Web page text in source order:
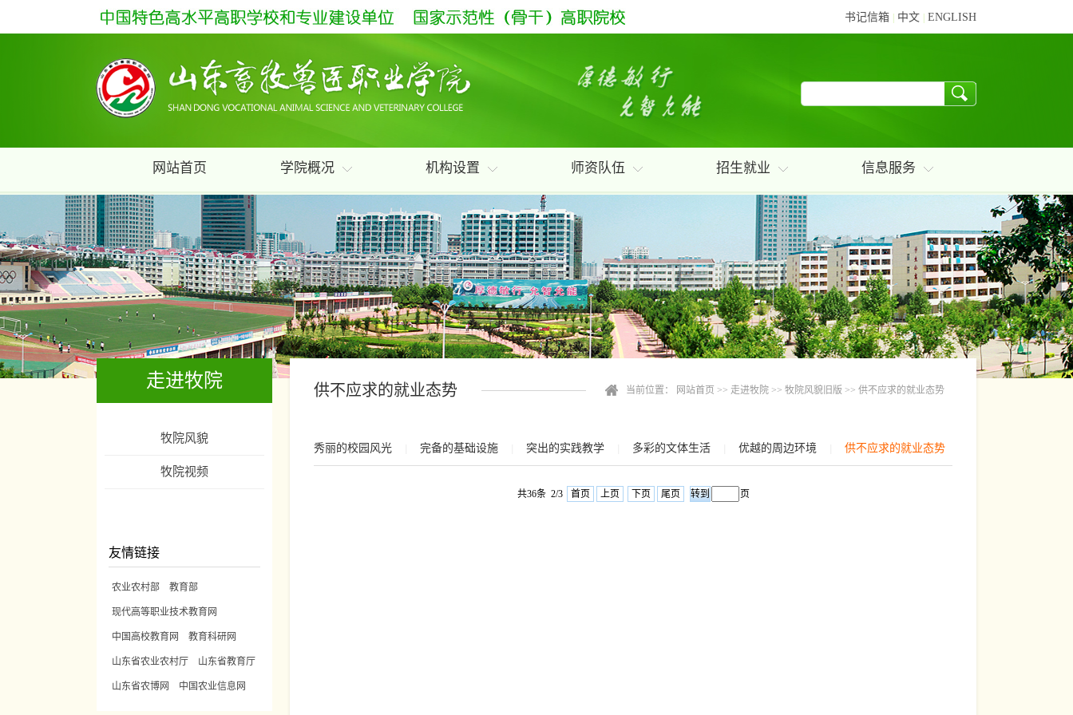
书记信箱 中文 ENGLISH
网站首页 学院概况 机构设置 师资队伍 招生就业 信息服务
走进牧院
牧院风貌
牧院视频
友情链接
农业农村部 教育部
现代高等职业技术教育网
中国高校教育网 教育科研网
山东省农业农村厅 山东省教育厅
山东省农博网 中国农业信息网
当前位置： 网站首页 >> 走进牧院 >> 牧院风貌旧版 >> 供不应求的就业态势
供不应求的就业态势
秀丽的校园风光 完备的基础设施 突出的实践教学 多彩的文体生活 优越的周边环境 供不应求的就业态势
共36条 2/3 首页 上页 下页 尾页 页